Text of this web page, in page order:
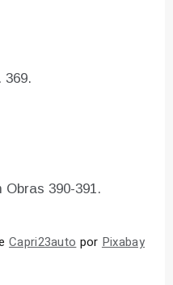
369.
Obras 390-391.
Capri23auto por Pixabay